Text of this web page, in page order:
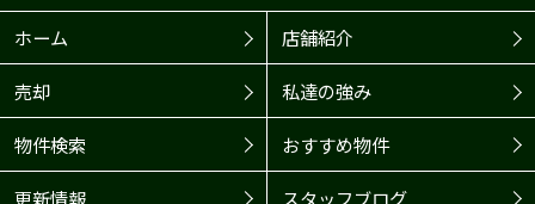
ホーム
店舗紹介
売却 私達の強み
物件検索 おすすめ物件
更新情報 スタッフブログ